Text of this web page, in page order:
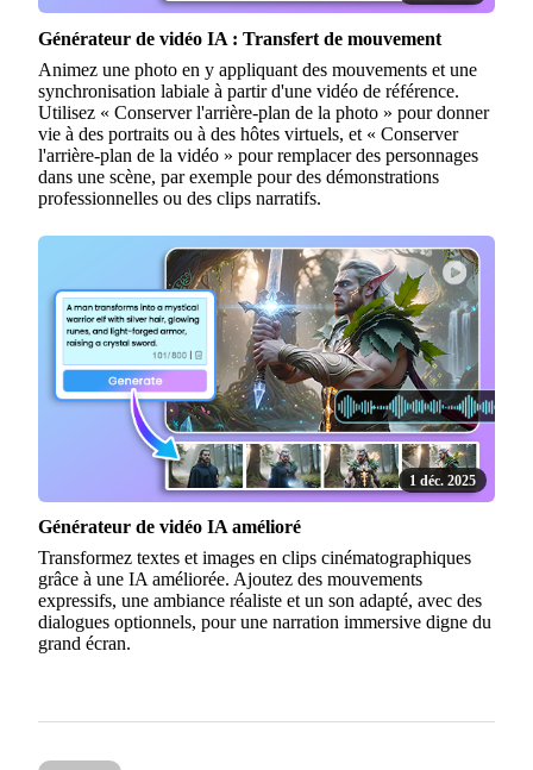
Générateur de vidéo IA : Transfert de mouvement
Animez une photo en y appliquant des mouvements et une
synchronisation labiale à partir d'une vidéo de référence.
Utilisez « Conserver l'arrière-plan de la photo » pour donner
vie à des portraits ou à des hôtes virtuels, et « Conserver
l'arrière-plan de la vidéo » pour remplacer des personnages
dans une scène, par exemple pour des démonstrations
professionnelles ou des clips narratifs.
1 déc. 2025
Générateur de vidéo IA amélioré
Transformez textes et images en clips cinématographiques
grâce à une IA améliorée. Ajoutez des mouvements
expressifs, une ambiance réaliste et un son adapté, avec des
dialogues optionnels, pour une narration immersive digne du
grand écran.